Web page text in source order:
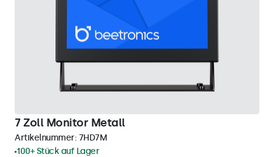
7 Zoll Monitor Metall
Artikelnummer: 7HD7M
100+ Stück auf Lager